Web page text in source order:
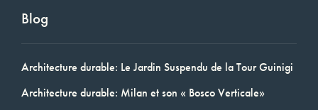
Blog
Architecture durable: Le Jardin Suspendu de la Tour Guinigi
Architecture durable: Milan et son « Bosco Verticale»